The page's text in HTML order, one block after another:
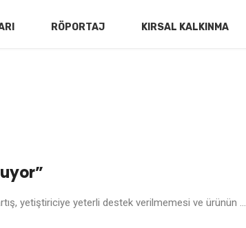
RÖPORTAJ KIRSAL KALKINMA
yetiştiriciye yeterli destek verilmemesi ve ürünün ...